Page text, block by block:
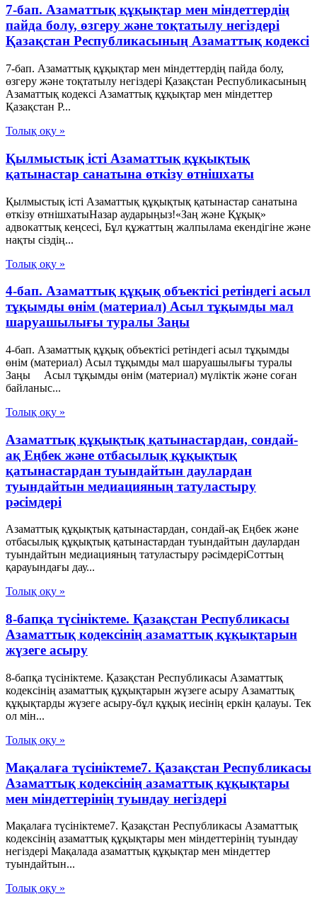
7-бап. Азаматтық құқықтар мен мiндеттердiң
пайда болу, өзгеру және тоқтатылу негiздерi
Қазақстан Республикасының Азаматтық кодексi
7-бап. Азаматтық құқықтар мен мiндеттердiң пайда болу,
өзгеру және тоқтатылу негiздерi Қазақстан Республикасының
Азаматтық кодексi Азаматтық құқықтар мен мiндеттер
Қазақстан Р...
Толық оқу »
Қылмыстық істі Азаматтық құқықтық
қатынастар санатына өткізу өтнішхаты
Қылмыстық істі Азаматтық құқықтық қатынастар санатына
өткізу өтнішхатыНазар аударыңыз!«Заң және Құқық»
адвокаттық кеңсесі, Бұл құжаттың жалпылама екендігіне және
нақты сіздің...
Толық оқу »
4-бап. Азаматтық құқық объектiсi ретiндегi асыл
тұқымды өнiм (материал) Асыл тұқымды мал
шаруашылығы туралы Заңы
4-бап. Азаматтық құқық объектiсi ретiндегi асыл тұқымды
өнiм (материал) Асыл тұқымды мал шаруашылығы туралы
Заңы Асыл тұқымды өнiм (материал) мүлiктiк және соған
байланыс...
Толық оқу »
Азаматтық құқықтық қатынастардан, сондай-
ақ Еңбек және отбасылық құқықтық
қатынастардан туындайтын даулардан
туындайтын медиацияның татуластыру
рәсімдері
Азаматтық құқықтық қатынастардан, сондай-ақ Еңбек және
отбасылық құқықтық қатынастардан туындайтын даулардан
туындайтын медиацияның татуластыру рәсімдеріСоттың
қарауындағы дау...
Толық оқу »
8-бапқа түсініктеме. Қазақстан Республикасы
Азаматтық кодексінің азаматтық құқықтарын
жүзеге асыру
8-бапқа түсініктеме. Қазақстан Республикасы Азаматтық
кодексінің азаматтық құқықтарын жүзеге асыру Азаматтық
құқықтарды жүзеге асыру-бұл құқық иесінің еркін қалауы. Тек
ол мін...
Толық оқу »
Мақалаға түсініктеме7. Қазақстан Республикасы
Азаматтық кодексінің азаматтық құқықтары
мен міндеттерінің туындау негіздері
Мақалаға түсініктеме7. Қазақстан Республикасы Азаматтық
кодексінің азаматтық құқықтары мен міндеттерінің туындау
негіздері Мақалада азаматтық құқықтар мен міндеттер
туындайтын...
Толық оқу »